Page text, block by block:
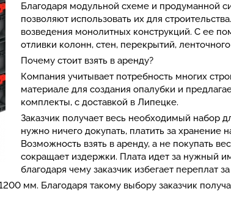
Благодаря модульной схеме и продуманной
позволяют использовать их для
возведения монолитных конструкций. С ее
отливки колонн, стен, перекрытий,
Почему стоит взять в аренду?
Компания учитывает потребность многих
материале для создания опалубки и
комплекты, с доставкой в Липецке.
Заказчик получает весь необходимый набор
нужно ничего докупать, платить за хранение
Возможность взять в аренду, а не покупать
сокращает издержки. Плата идет за нужный
благодаря чему заказчик избегает переплат
мм. Благодаря такому выбору заказчик